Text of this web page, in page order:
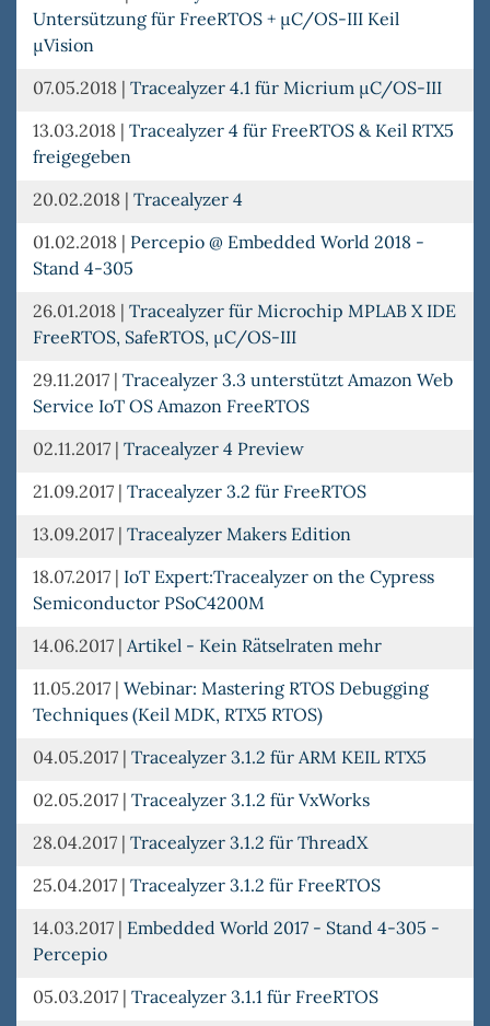
Untersützung für FreeRTOS + µC/OS-III Keil
µVision
07.05.2018 | Tracealyzer 4.1 für Micrium µC/OS-III
13.03.2018 | Tracealyzer 4 für FreeRTOS & Keil RTX5
freigegeben
20.02.2018 | Tracealyzer 4
01.02.2018 | Percepio @ Embedded World 2018 -
Stand 4-305
26.01.2018 | Tracealyzer für Microchip MPLAB X IDE
FreeRTOS, SafeRTOS, µC/OS-III
29.11.2017 | Tracealyzer 3.3 unterstützt Amazon Web
Service IoT OS Amazon FreeRTOS
02.11.2017 | Tracealyzer 4 Preview
21.09.2017 | Tracealyzer 3.2 für FreeRTOS
13.09.2017 | Tracealyzer Makers Edition
18.07.2017 | IoT Expert:Tracealyzer on the Cypress
Semiconductor PSoC4200M
14.06.2017 | Artikel - Kein Rätselraten mehr
11.05.2017 | Webinar: Mastering RTOS Debugging
Techniques (Keil MDK, RTX5 RTOS)
04.05.2017 | Tracealyzer 3.1.2 für ARM KEIL RTX5
02.05.2017 | Tracealyzer 3.1.2 für VxWorks
28.04.2017 | Tracealyzer 3.1.2 für ThreadX
25.04.2017 | Tracealyzer 3.1.2 für FreeRTOS
14.03.2017 | Embedded World 2017 - Stand 4-305 -
Percepio
05.03.2017 | Tracealyzer 3.1.1 für FreeRTOS